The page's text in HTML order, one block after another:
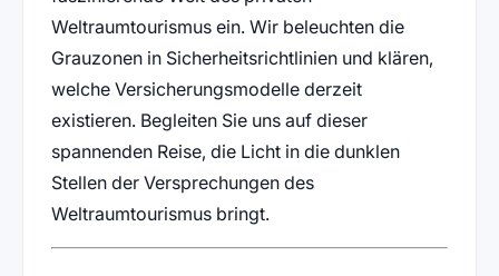
Weltraumtourismus ein. Wir beleuchten die
Grauzonen in Sicherheitsrichtlinien und klären,
welche Versicherungsmodelle derzeit
existieren. Begleiten Sie uns auf dieser
spannenden Reise, die Licht in die dunklen
Stellen der Versprechungen des
Weltraumtourismus bringt.